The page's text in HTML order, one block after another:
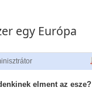
egy Európa
elment az esze?